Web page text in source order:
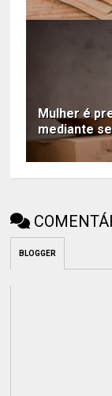
Mulher é
mediante
BLOGGER